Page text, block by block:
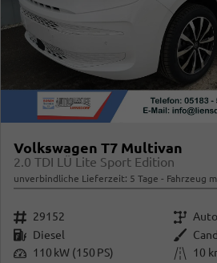
Volkswagen T7 Multivan
2.0 TDI LÜ Lite Sport Edition
unverbindliche Lieferzeit: 5 Tage Fahrzeug
Fahrzeugnr. 29152 Getriebe
Kraftstoff Diesel Außenfarbe
Leistung 110 kW (150 PS) Kilometerstand 10